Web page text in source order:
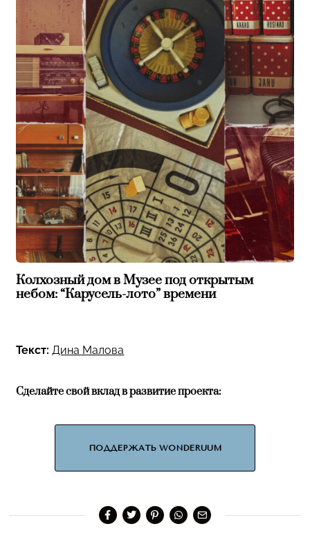
Колхозный дом в Музее под открытым
небом: “Карусель-лото” времени
Текст: Дина Малова
Сделайте свой вклад в развитие проекта:
ПОДДЕРЖАТЬ WONDERUUM